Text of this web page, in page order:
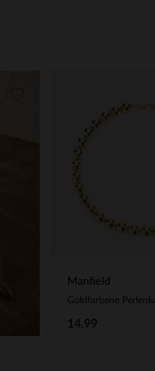
Manfield
Goldfarbene
14.99